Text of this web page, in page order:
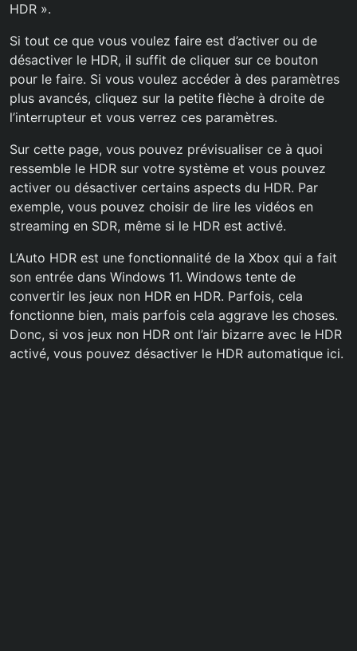
HDR ».
Si tout ce que vous voulez faire est d’activer ou de
désactiver le HDR, il suffit de cliquer sur ce bouton
pour le faire. Si vous voulez accéder à des paramètres
plus avancés, cliquez sur la petite flèche à droite de
l’interrupteur et vous verrez ces paramètres.
Sur cette page, vous pouvez prévisualiser ce à quoi
ressemble le HDR sur votre système et vous pouvez
activer ou désactiver certains aspects du HDR. Par
exemple, vous pouvez choisir de lire les vidéos en
streaming en SDR, même si le HDR est activé.
L’Auto HDR est une fonctionnalité de la Xbox qui a fait
son entrée dans Windows 11. Windows tente de
convertir les jeux non HDR en HDR. Parfois, cela
fonctionne bien, mais parfois cela aggrave les choses.
Donc, si vos jeux non HDR ont l’air bizarre avec le HDR
activé, vous pouvez désactiver le HDR automatique ici.